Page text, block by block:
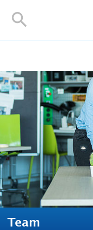
FORSCHUNG UND
ALUMNI
HOCHSCHULE
INTERNATIONAL
BESCHÄFTIGTE
Blogs Kontakt und
TH Online-Portal
Team